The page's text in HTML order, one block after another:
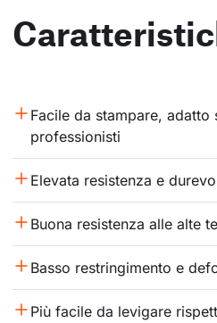
Facile da stampare,
professionisti
Elevata resistenza e
Buona resistenza alle alte
Basso restringimento e
Più facile da levigare